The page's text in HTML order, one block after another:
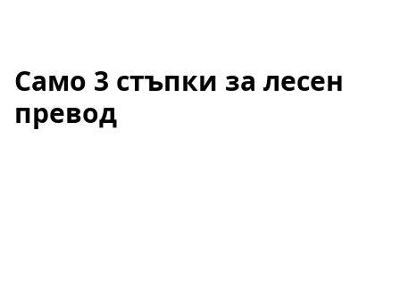
Само 3 стъпки за лесен
превод